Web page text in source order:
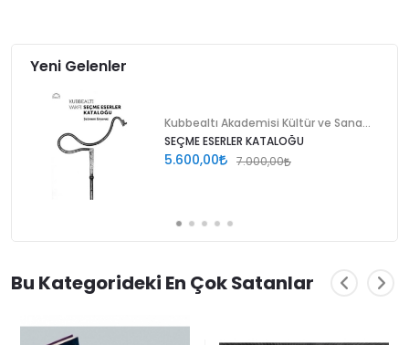
Yeni Gelenler
SEÇME ESERLER KATALOĞU
5.600,00 7.000,00
Bu Kategorideki En Çok Satanlar